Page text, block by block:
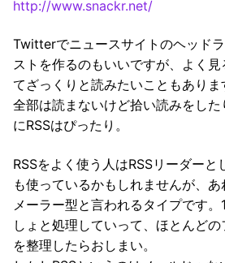
http://www.snackr.net/
Twitterでニュースサイトのヘッド
ストを作るのもいいですが、よく
てざっくりと読みたいこともありま
全部は読まないけど拾い読みをし
にRSSはぴったり。
RSSをよく使う人はRSSリーダー
も使っているかもしれませんが、
メーラー型と言われるタイプです
しょと処理していって、ほとんど
を整理したらおしまい。